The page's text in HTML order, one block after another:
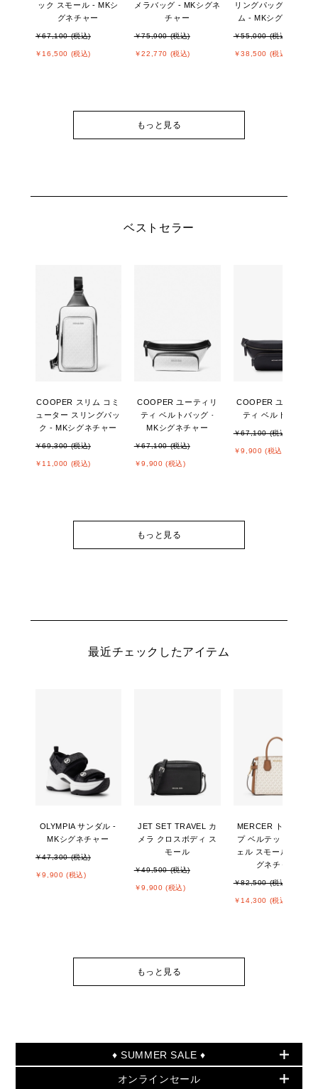
ック スモール - MKシ
グネチャー
￥67,100 (税込)
￥16,500 (税込)
メラバッグ - MKシグネ
チャー
￥75,900 (税込)
￥22,770 (税込)
リングパッグ ミディ
ム - MKシグネチャー
￥55,000 (税込)
￥38,500 (税込)
もっと見る
ベストセラー
COOPER スリム コミ
ューター スリングパッ
ク - MKシグネチャー
￥69,300 (税込)
￥11,000 (税込)
COOPER ユーティリ
ティ ベルトバッグ -
MKシグネチャー
￥67,100 (税込)
￥9,900 (税込)
COOPER ユーティリ
ティ ベルトバッグ
￥67,100 (税込)
￥9,900 (税込)
もっと見る
最近チェックしたアイテム
OLYMPIA サンダル -
MKシグネチャー
￥47,300 (税込)
￥9,900 (税込)
JET SET TRAVEL カ
メラ クロスボディ ス
モール
￥49,500 (税込)
￥9,900 (税込)
MERCER トップジッ
プ ベルテッド サッチ
ェル スモール - MKシ
グネチャー
￥82,500 (税込)
￥14,300 (税込)
もっと見る
♦ SUMMER SALE ♦
セールおすすめアイテム
オンラインセール